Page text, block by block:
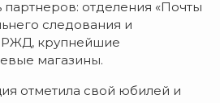
партнеров: отделения «Почты
следования и
РЖД, крупнейшие
магазины.
отметила свой юбилей и